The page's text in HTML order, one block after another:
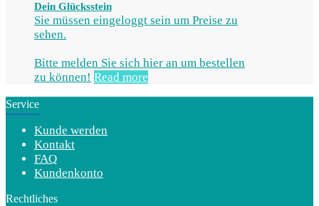
Dein Glücksstein
Sie müssen eingeloggt sein um Preise zu
sehen.
Bitte melden Sie sich hier an um bestellen
zu können! Read more
Service
Kunde werden
Kontakt
FAQ
Kundenkonto
Rechtliches